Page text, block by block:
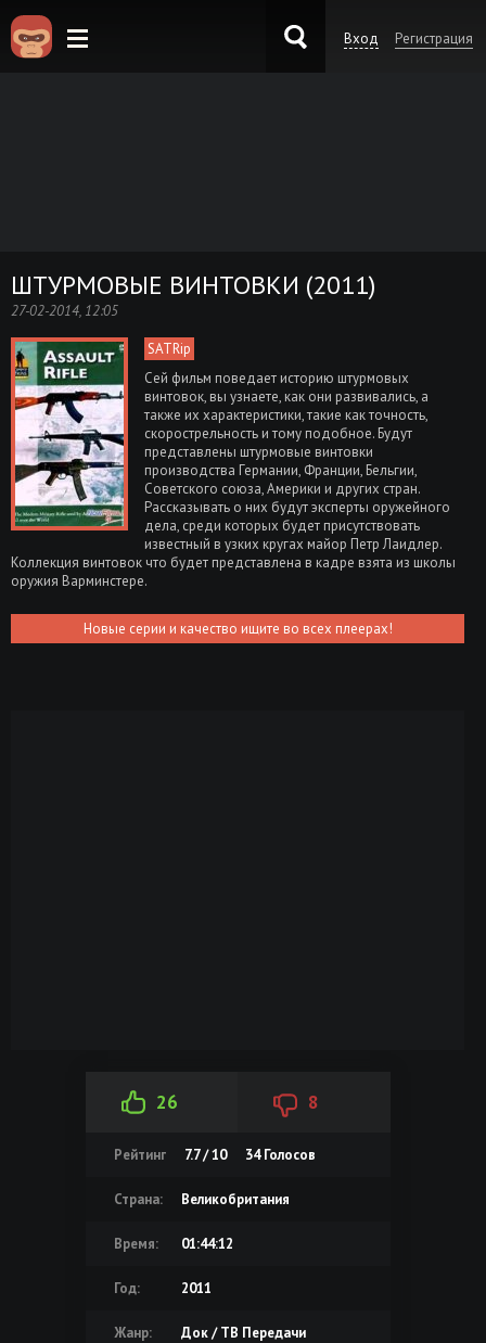
Вход Регистрация
ШТУРМОВЫЕ ВИНТОВКИ (2011)
27-02-2014, 12:05
SATRip
Сей фильм поведает историю штурмовых
винтовок, вы узнаете, как они развивались, а
также их характеристики, такие как точность,
скорострельность и тому подобное. Будут
представлены штурмовые винтовки
производства Германии, Франции, Бельгии,
Советского союза, Америки и других стран.
Рассказывать о них будут эксперты оружейного
дела, среди которых будет присутствовать
известный в узких кругах майор Петр Лаидлер.
Коллекция винтовок что будет представлена в кадре взята из школы
оружия Варминстере.
Новые серии и качество ищите во всех плеерах!
26 8
Рейтинг 7.7 / 10 34Голосов
Страна: Великобритания
Время: 01:44:12
Год: 2011
Жанр: Док / ТВ Передачи